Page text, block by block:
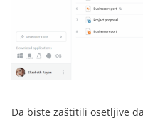
Da biste zaštitili osetljive